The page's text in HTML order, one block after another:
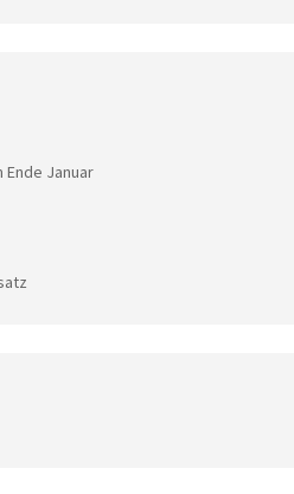
Ende Januar